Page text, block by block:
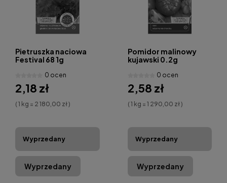
Pietruszka naciowa
Festival 68 1g
0 ocen
2,18 zł
( 1 kg = 2 180,00 zł )
Wyprzedany
Wyprzedany
Pomidor malinowy
kujawski 0.2g
0 ocen
2,58 zł
( 1 kg = 1 290,00 zł )
Wyprzedany
Wyprzedany